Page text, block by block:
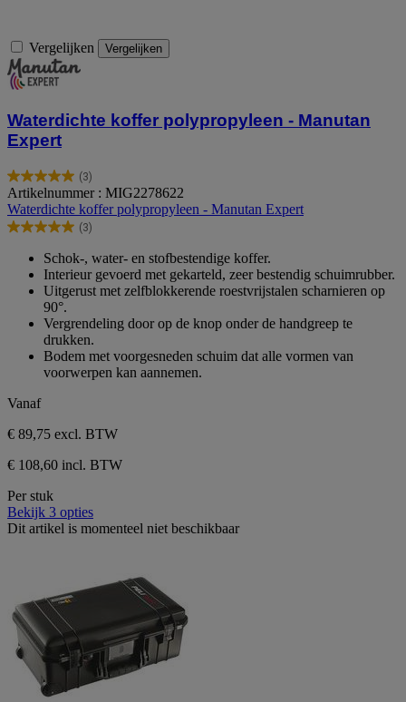
Vergelijken Vergelijken
Waterdichte koffer polypropyleen - Manutan
Expert
(3)
5.0
van
de
5
beoordelingen
Artikelnummer : MIG2278622
Waterdichte koffer polypropyleen - Manutan Expert
(3)
5.0
sterren.
beoordelingen
Schok-, water- en stofbestendige koffer.
Interieur gevoerd met gekarteld, zeer bestendig schuimrubber.
Uitgerust met zelfblokkerende roestvrijstalen scharnieren op
90°.
Vergrendeling door op de knop onder de handgreep te
drukken.
Bodem met voorgesneden schuim dat alle vormen van
voorwerpen kan aannemen.
Vanaf
€ 89,75 excl. BTW
€ 108,60 incl. BTW
Per stuk
Bekijk 3 opties
Dit artikel is momenteel niet beschikbaar